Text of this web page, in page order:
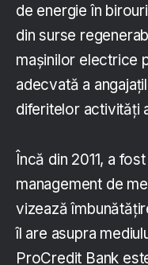
de energie în
din surse
mașinilor electrice
adecvată a
diferitelor activități
Încă din 2011, a
management de
vizează
îl are asupra
ProCredit Bank